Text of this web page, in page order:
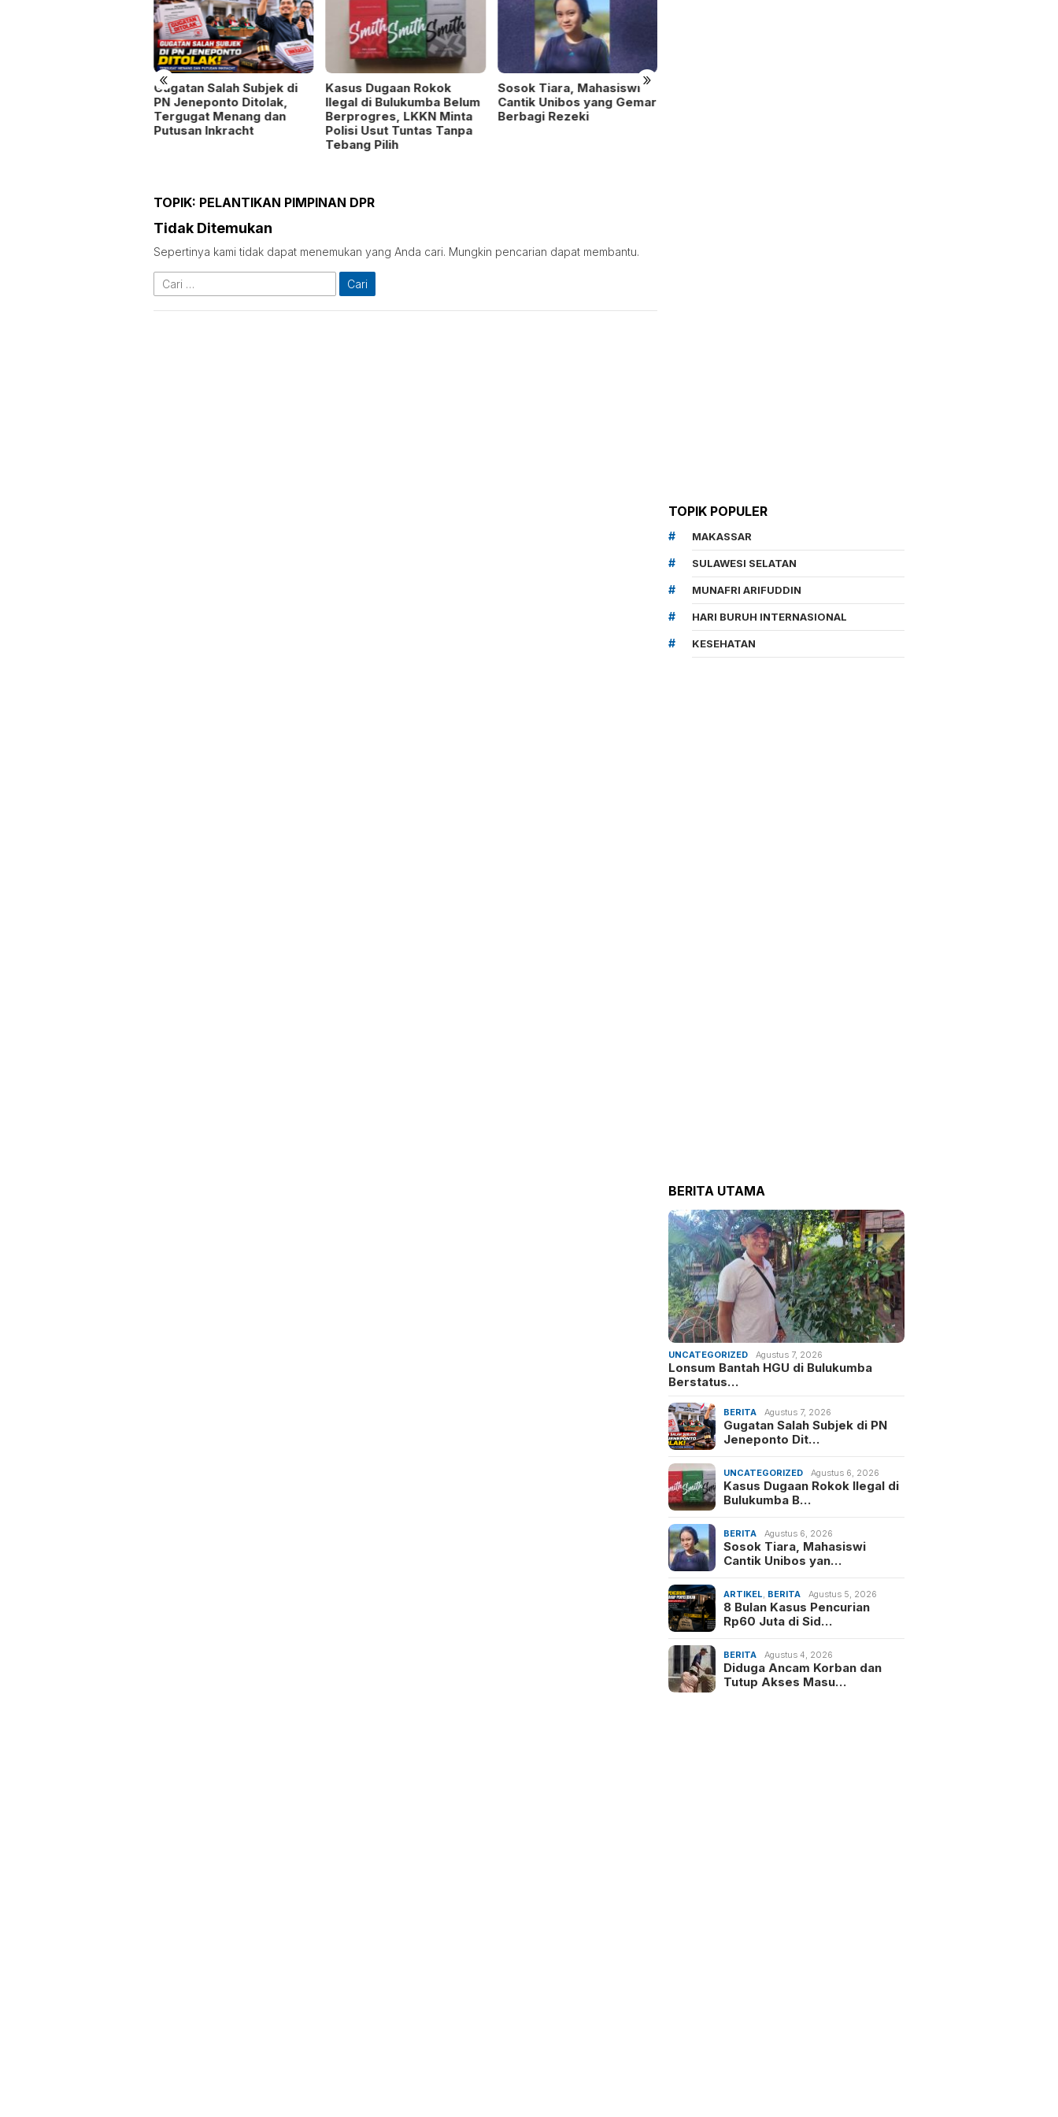
« »
Gugatan Salah Subjek di
PN Jeneponto Ditolak,
Tergugat Menang dan
Putusan Inkracht
Kasus Dugaan Rokok
Ilegal di Bulukumba Belum
Berprogres, LKKN Minta
Polisi Usut Tuntas Tanpa
Tebang Pilih
Sosok Tiara, Mahasiswi
Cantik Unibos yang Gemar
Berbagi Rezeki
TOPIK: PELANTIKAN PIMPINAN DPR
Tidak Ditemukan
Sepertinya kami tidak dapat menemukan yang Anda cari. Mungkin pencarian dapat membantu.
Cari
untuk:
TOPIK POPULER
MAKASSAR
SULAWESI SELATAN
MUNAFRI ARIFUDDIN
HARI BURUH INTERNASIONAL
KESEHATAN
BERITA UTAMA
UNCATEGORIZED Agustus 7, 2026
Lonsum Bantah HGU di Bulukumba
Berstatus…
BERITA Agustus 7, 2026
Gugatan Salah Subjek di PN
Jeneponto Dit…
UNCATEGORIZED Agustus 6, 2026
Kasus Dugaan Rokok Ilegal di
Bulukumba B…
BERITA Agustus 6, 2026
Sosok Tiara, Mahasiswi
Cantik Unibos yan…
ARTIKEL, BERITA Agustus 5, 2026
8 Bulan Kasus Pencurian
Rp60 Juta di Sid…
BERITA Agustus 4, 2026
Diduga Ancam Korban dan
Tutup Akses Masu…